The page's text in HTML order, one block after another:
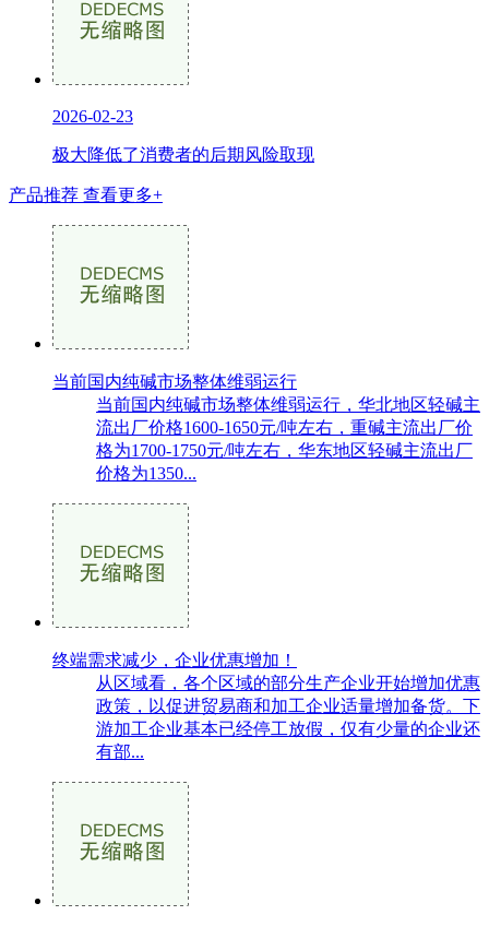
2026-02-23
极大降低了消费者的后期风险取现
产品推荐 查看更多+
当前国内纯碱市场整体维弱运行
当前国内纯碱市场整体维弱运行，华北地区轻碱主
流出厂价格1600-1650元/吨左右，重碱主流出厂价
格为1700-1750元/吨左右，华东地区轻碱主流出厂
价格为1350...
终端需求减少，企业优惠增加！
从区域看，各个区域的部分生产企业开始增加优惠
政策，以促进贸易商和加工企业适量增加备货。下
游加工企业基本已经停工放假，仅有少量的企业还
有部...